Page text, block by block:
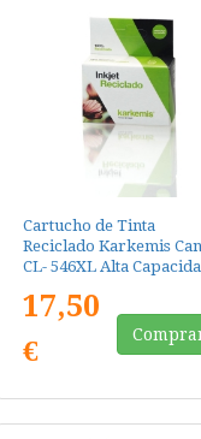
Cartucho de Tinta
Reciclado Karkemis
CL- 546XL Alta
17,50
€